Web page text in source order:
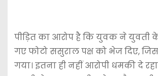
पीड़ित का आरोप है कि युवक ने युवती
गए फोटो ससुराल पक्ष को भेज दिए,
गया। इतना ही नहीं आरोपी धमकी दे